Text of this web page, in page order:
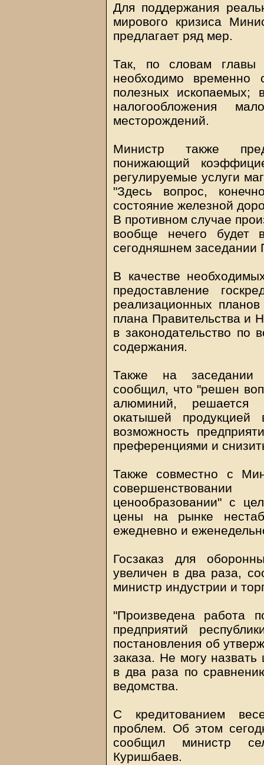
Для поддержания
мирового кризиса
предлагает ряд мер.
Так, по словам главы
необходимо временно
полезных ископаемых;
налогообложения
месторождений.
Министр также
понижающий
регулируемые услуги
"Здесь вопрос,
состояние железной
В противном случае
вообще нечего будет
сегодняшнем заседании
В качестве
предоставление
реализационных
плана Правительства и
в законодательство по
содержания.
Также на заседании
сообщил, что "решен
алюминий, решается
окатышей продукцией
возможность
преференциями и
Также совместно с
ценообразовании" с
цены на рынке
ежедневно и
Госзаказ для
увеличен в два раза,
министр индустрии и
"Произведена работа
предприятий
постановления об
заказа. Не могу
в два раза по
ведомства.
С кредитованием
проблем. Об этом
сообщил министр
Куришбаев.